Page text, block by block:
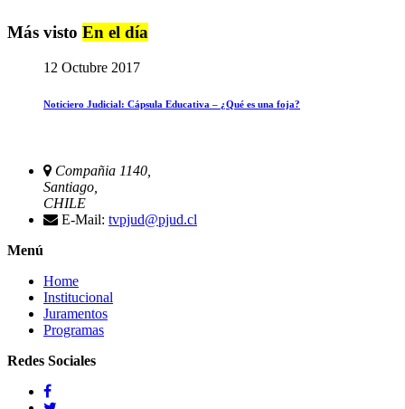
Más visto En el día
12 Octubre 2017
Noticiero Judicial: Cápsula Educativa – ¿Qué es una foja?
Compañia 1140,
Santiago,
CHILE
E-Mail: tvpjud@pjud.cl
Menú
Home
Institucional
Juramentos
Programas
Redes Sociales